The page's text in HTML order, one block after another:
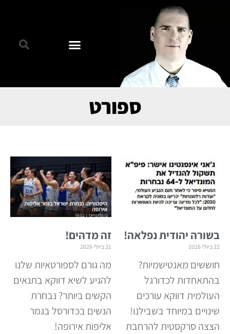
ספורט
בשורה יהודית נפלאה!
22 ביולי 2026
חוששים מאנטישמיות?
בהתאחדות לכדורגל
העולמית דווקא עורכים
שינויים במיוחד בשבילנו!
הצצה סרקסטית להרחבת
זה מדהים!
21 ביולי 2026
מה גורם לספורטאיות שלנו
להגיע לשיא דווקא בתנאים
הקשים ביותר? נבחרת
הנשים בכדורסל בגמר
אליפות אירופה!